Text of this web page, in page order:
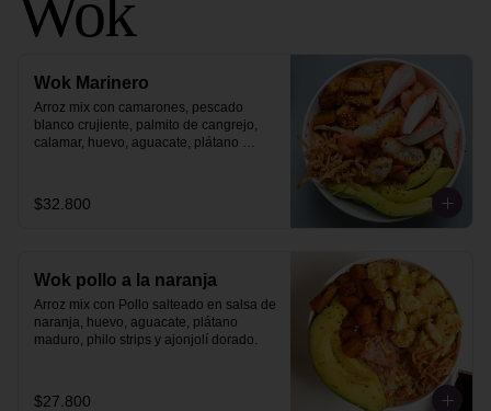
Wok Marinero
Arroz mix con camarones, pescado
blanco crujiente, palmito de cangrejo,
calamar, huevo, aguacate, plátano
$32.800
Wok pollo a la naranja
Arroz mix con Pollo salteado en salsa de
naranja, huevo, aguacate, plátano
maduro, philo strips y ajonjolí dorado.
$27.800